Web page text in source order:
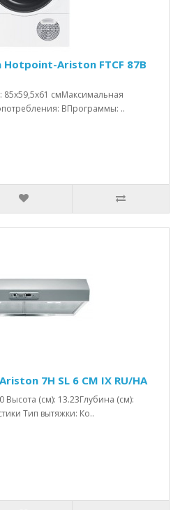
Ariston FTCF 87B
смМаксимальная
ВПрограммы: ..
7H SL 6 CM IX RU/HA
(см): 13.23Глубина (см):
Тип вытяжки: Ко..